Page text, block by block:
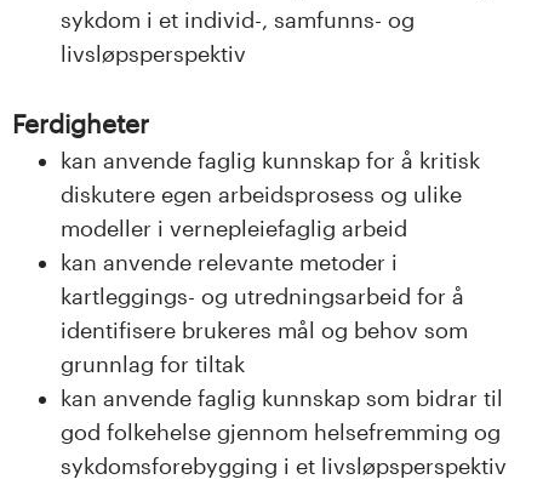
sykdom i et individ-, samfunns- og
livsløpsperspektiv
Ferdigheter
kan anvende faglig kunnskap for å kritisk
diskutere egen arbeidsprosess og ulike
modeller i vernepleiefaglig arbeid
kan anvende relevante metoder i
kartleggings- og utredningsarbeid for å
identifisere brukeres mål og behov som
grunnlag for tiltak
kan anvende faglig kunnskap som bidrar til
god folkehelse gjennom helsefremming og
sykdomsforebygging i et livsløpsperspektiv